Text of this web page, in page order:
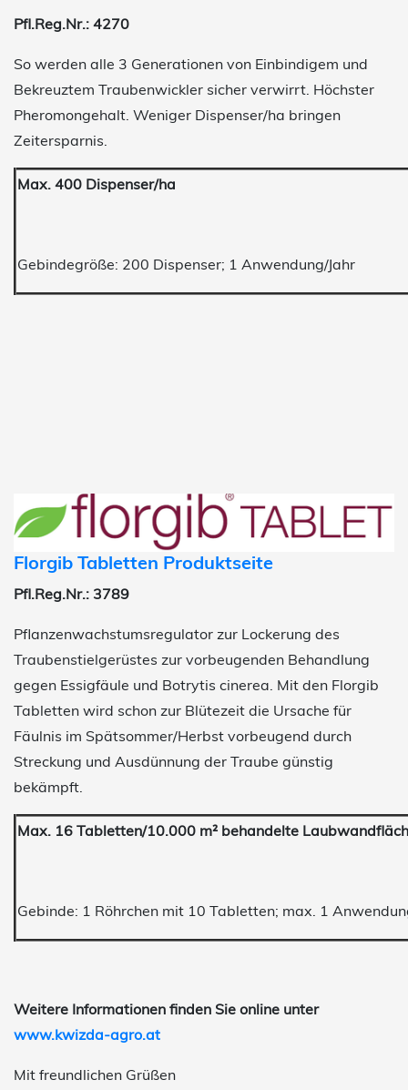
Pfl.Reg.Nr.: 4270
So werden alle 3 Generationen von Einbindigem und
Bekreuztem Traubenwickler sicher verwirrt. Höchster
Pheromongehalt. Weniger Dispenser/ha bringen
Zeitersparnis.
Max. 400 Dispenser/ha
Gebindegröße: 200 Dispenser; 1 Anwendung/Jahr
Florgib Tabletten Produktseite
Pfl.Reg.Nr.: 3789
Pflanzenwachstumsregulator zur Lockerung des
Traubenstielgerüstes zur vorbeugenden Behandlung
gegen Essigfäule und Botrytis cinerea. Mit den Florgib
Tabletten wird schon zur Blütezeit die Ursache für
Fäulnis im Spätsommer/Herbst vorbeugend durch
Streckung und Ausdünnung der Traube günstig
bekämpft.
Max. 16 Tabletten/10.000 m² behandelte
Gebinde: 1 Röhrchen mit 10 Tabletten; max. 1
Weitere Informationen finden Sie online unter
www.kwizda-agro.at
Mit freundlichen Grüßen